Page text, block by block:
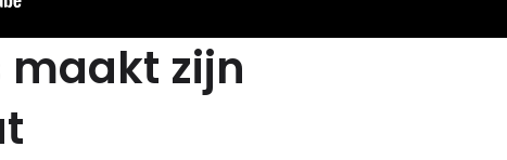
maakt zijn